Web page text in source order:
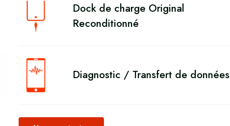
Dock de charge Original
Reconditionné
Diagnostic / Transfert de données